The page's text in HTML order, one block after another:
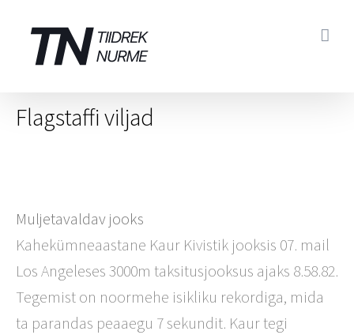
content
Flagstaffi viljad
Muljetavaldav jooks
Kahekümneaastane Kaur Kivistik jooksis 07. mail
Los Angeleses 3000m taksitusjooksus ajaks 8.58.82.
Tegemist on noormehe isikliku rekordiga, mida
ta parandas peaaegu 7 sekundit. Kaur tegi